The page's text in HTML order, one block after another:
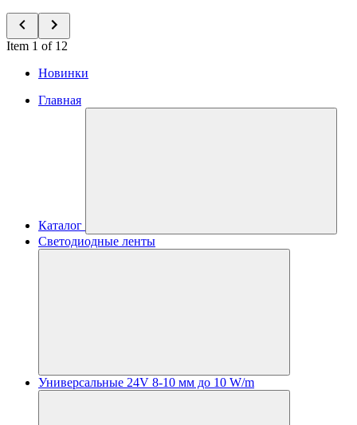
Item 1 of 12
Новинки
Главная
Каталог
Светодиодные ленты
Универсальные 24V 8-10 мм до 10 W/m